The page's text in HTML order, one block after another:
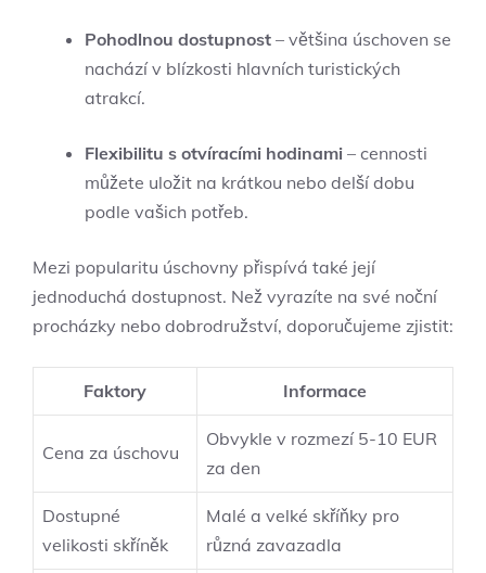
Pohodlnou dostupnost – většina úschoven se
nachází v blízkosti hlavních turistických
atrakcí.
Flexibilitu s otvíracími hodinami – cennosti
můžete uložit na krátkou nebo delší dobu
podle vašich potřeb.
Mezi popularitu úschovny přispívá také její
jednoduchá dostupnost. Než vyrazíte na své noční
procházky nebo dobrodružství, doporučujeme zjistit:
Faktory Informace
Cena za úschovu
Obvykle v rozmezí 5-10 EUR
za den
Dostupné
velikosti skříněk
Malé a velké skříňky pro
různá zavazadla